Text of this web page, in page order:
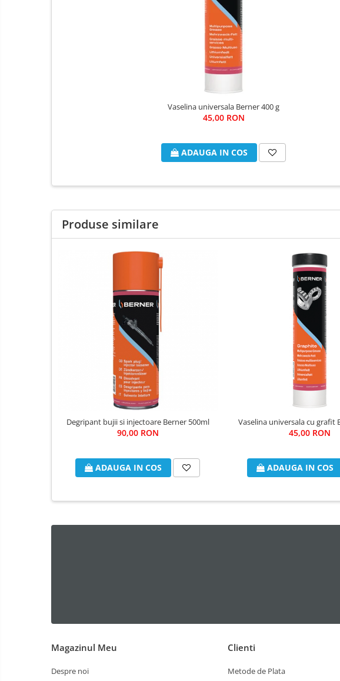
Vaselina universala Berner 400 g
45,00 RON
ADAUGA IN COS
Produse similare
Degripant bujii si injectoare Berner 500ml
90,00 RON
ADAUGA IN COS
Vaselina universala cu grafit
45,00 RON
ADAUGA IN COS
Magazinul Meu
Despre noi
Clienti
Metode de Plata